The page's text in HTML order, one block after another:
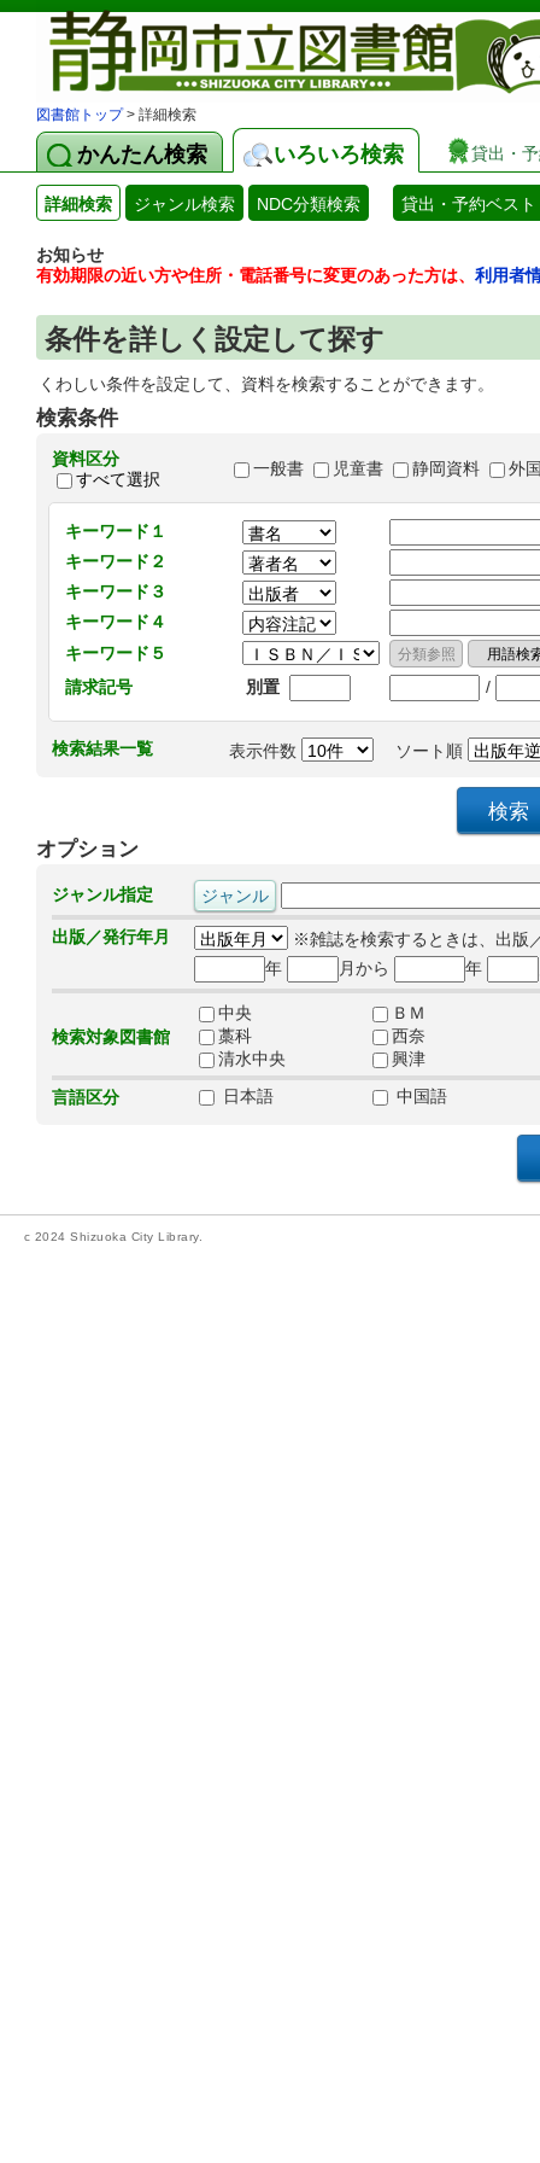
図書館トップ> 詳細検索
かんたん検索 いろいろ検索 貸出・
詳細検索 ジャンル検索 NDC分類検索 貸出・予約ベスト
お知らせ
有効期限の近い方や住所・電話番号に変更のあった方は、 利用者
条件を詳しく設定して探す
くわしい条件を設定して、資料を検索することができます。
検索条件
資料区分
すべて選択
一般書 児童書 静岡資料 外
キーワード１
キーワード２
キーワード３
キーワード４
キーワード５
請求記号
別置 /
検索結果一覧 表示件数 ソート順
オプション
ジャンル指定
出版／発行年月
※雑誌を検索するときは、出版
年
月から 年
検索対象図書館
中央
ＢＭ
藁科
西奈
清水中央
興津
言語区分
日本語 中国語
c 2024 Shizuoka City Library.